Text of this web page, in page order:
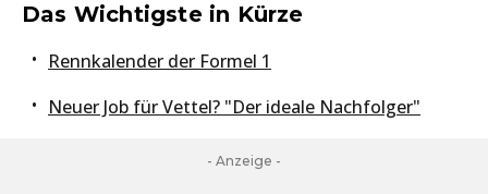
Das Wichtigste in Kürze
Rennkalender der Formel 1
Neuer Job für Vettel? "Der ideale Nachfolger"
- Anzeige -